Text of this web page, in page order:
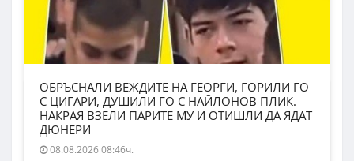
ОБРЪСНАЛИ ВЕЖДИТЕ НА ГЕОРГИ, ГОРИЛИ ГО
С ЦИГАРИ, ДУШИЛИ ГО С НАЙЛОНОВ ПЛИК.
НАКРАЯ ВЗЕЛИ ПАРИТЕ МУ И ОТИШЛИ ДА ЯДАТ
ДЮНЕРИ
08.08.2026 08:46ч.